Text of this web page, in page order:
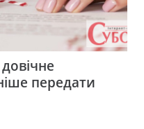
передати